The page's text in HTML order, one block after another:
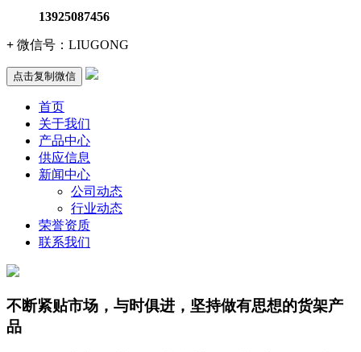
13925087456
+ 微信号： LIUGONG
点击复制微信
首页
关于我们
产品中心
供应信息
新闻中心
公司动态
行业动态
荣誉资质
联系我们
不断紧贴市场，与时俱进，坚持做有思想的货架产
品